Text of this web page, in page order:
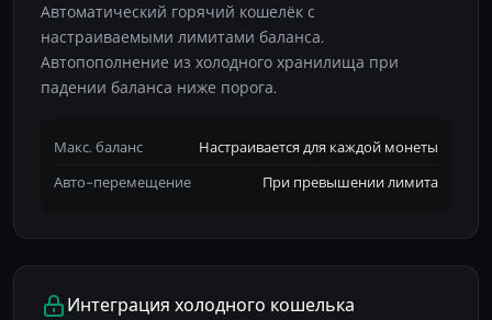
Автоматический горячий кошелёк с
настраиваемыми лимитами баланса.
Автопополнение из холодного хранилища при
падении баланса ниже порога.
Макс. баланс
Настраивается для каждой монеты
Авто-перемещение
При превышении лимита
Интеграция холодного кошелька